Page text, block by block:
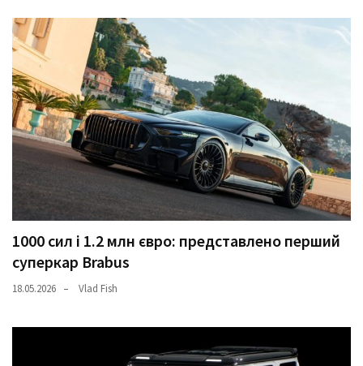
1000 сил і 1.2 млн євро: представлено перший
суперкар Brabus
18.05.2026 Vlad Fish